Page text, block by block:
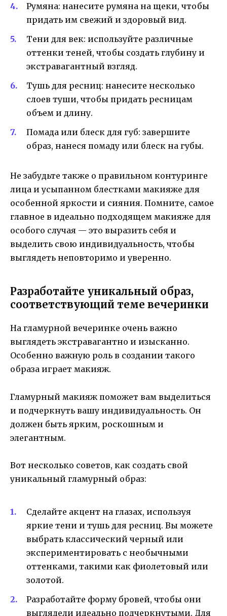
Румяна: нанесите румяна на щеки, чтобы
придать им свежий и здоровый вид.
Тени для век: используйте различные
оттенки теней, чтобы создать глубину и
экстравагантный взгляд.
Тушь для ресниц: нанесите несколько
слоев туши, чтобы придать ресницам
объем и длину.
Помада или блеск для губ: завершите
образ, нанеся помаду или блеск на губы.
Не забудьте также о правильном контуринге
лица и усыпанном блестками макияже для
особенной яркости и сияния. Помните, самое
главное в идеально подходящем макияже для
особого случая — это выразить себя и
выделить свою индивидуальность, чтобы
выглядеть неповторимо и уверенно.
Разработайте уникальный образ,
соответствующий теме вечеринки
На гламурной вечеринке очень важно
выглядеть экстравагантно и изысканно.
Особенно важную роль в создании такого
образа играет макияж.
Гламурный макияж поможет вам выделиться
и подчеркнуть вашу индивидуальность. Он
должен быть ярким, роскошным и
элегантным.
Вот несколько советов, как создать свой
уникальный гламурный образ:
Сделайте акцент на глазах, используя
яркие тени и тушь для ресниц. Вы можете
выбрать классический черный или
экспериментировать с необычными
оттенками, такими как фиолетовый или
золотой.
Разработайте форму бровей, чтобы они
выглядели идеально подчеркнутыми. Для